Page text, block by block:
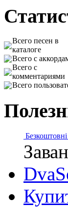
Всего песен в
каталоге
Всего с
Всего с
комментариями
Всего